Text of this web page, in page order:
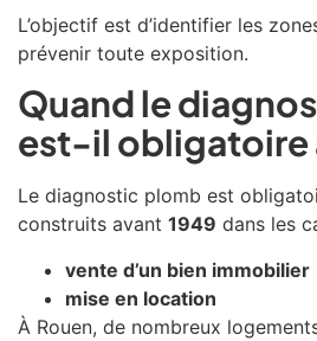
L’objectif est d’identifier les
prévenir toute exposition.
Quand le
est-il obligatoire
Le diagnostic plomb est
construits avant 1949 dans les
vente d’un bien immobilier
mise en location
À Rouen, de nombreux